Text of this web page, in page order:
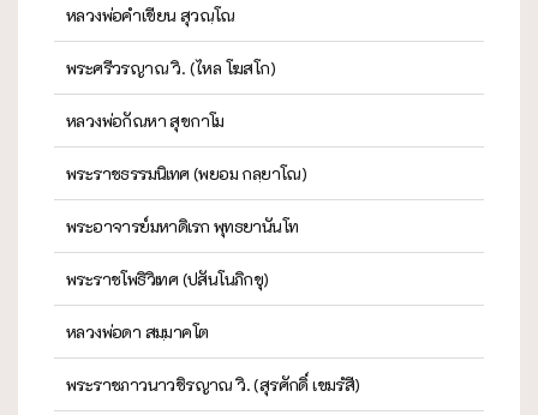
หลวงพ่อคำเขียน สุวณฺโณ
พระศรีวรญาณ วิ. (ไหล โฆสโก)
หลวงพ่อกัณหา สุขกาโม
พระราชธรรมนิเทศ (พยอม กลฺยาโณ)
พระอาจารย์มหาดิเรก พุทธยานันโท
พระราชโพธิวิเทศ (ปสันโนภิกขุ)
หลวงพ่อดา สมฺมาคโต
พระราชภาวนาวชิรญาณ วิ. (สุรศักดิ์ เขมรํสี)